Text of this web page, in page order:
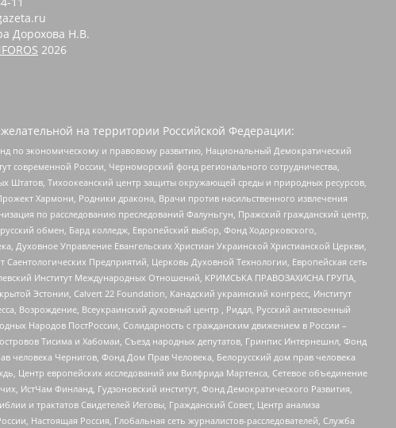
Дорохова Н.В.
2026
на территории Российской Федерации:
по экономическому и правовому развитию, Национальный Демократический
современной России, Черноморский фонд регионального сотрудничества,
Штатов, Тихоокеанский центр защиты окружающей среды и природных ресурсов,
Хармони, Родники дракона, Врачи против насильственного извлечения
по расследованию преследований Фалуньгун, Пражский гражданский центр,
обмен, Бард колледж, Европейский выбор, Фонд Ходорковского,
Управление Евангельских Христиан Украинской Христианской Церкви,
Предприятий, Церковь Духовной Технологии, Европейская сеть
Институт Международных Отношений, КРИМСЬКА ПРАВОЗАХИСНА ГРУПА,
Эстонии, Calvert 22 Foundation, Канадский украинский конгресс, Институт
Возрождение, Всеукраинский духовный центр , Риддл, Русский антивоенный
Народов ПостРоссии, Солидарность с гражданским движением в России –
Тисима и Хабомаи, Съезд народных депутатов, Гринпис Интернешнл, Фонд
человека Чернигов, Фонд Дом Прав Человека, Белорусский дом прав человека
Центр европейских исследований им Вилфрида Мартенса, Сетевое объединение
ИстЧам Финланд, Гудзоновский институт, Фонд Демократического Развития,
и трактатов Свидетелей Иеговы, Гражданский Совет, Центр анализа
Настоящая Россия, Глобальная сеть журналистов-расследователей, Служба